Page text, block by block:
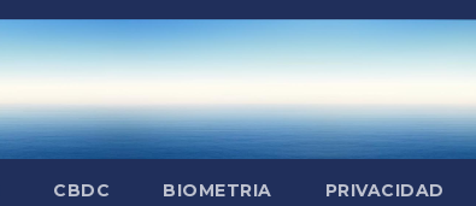
CBDC BIOMETRIA PRIVACIDAD